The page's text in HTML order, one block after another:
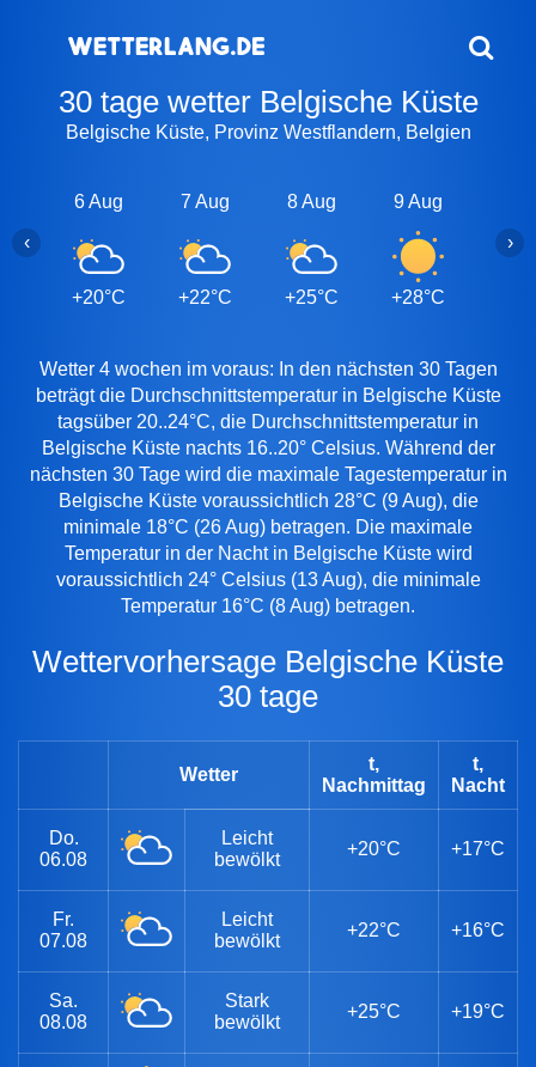
30 tage wetter Belgische Küste
Belgische Küste, Provinz Westflandern, Belgien
6 Aug
+20°C
7 Aug
+22°C
8 Aug
+25°C
9 Aug
+28°C
‹ ›
Wetter 4 wochen im voraus: In den nächsten 30 Tagen
beträgt die Durchschnittstemperatur in Belgische Küste
tagsüber 20..24°C, die Durchschnittstemperatur in
Belgische Küste nachts 16..20° Celsius. Während der
nächsten 30 Tage wird die maximale Tagestemperatur in
Belgische Küste voraussichtlich 28°C (9 Aug), die
minimale 18°C (26 Aug) betragen. Die maximale
Temperatur in der Nacht in Belgische Küste wird
voraussichtlich 24° Celsius (13 Aug), die minimale
Temperatur 16°C (8 Aug) betragen.
Wettervorhersage Belgische Küste
30 tage
Wetter
t,
Nachmittag
t,
Nacht
Do.
06.08
Leicht
bewölkt
+20°C +17°C
Fr.
07.08
Leicht
bewölkt
+22°C +16°C
Sa.
08.08
Stark
bewölkt
+25°C +19°C